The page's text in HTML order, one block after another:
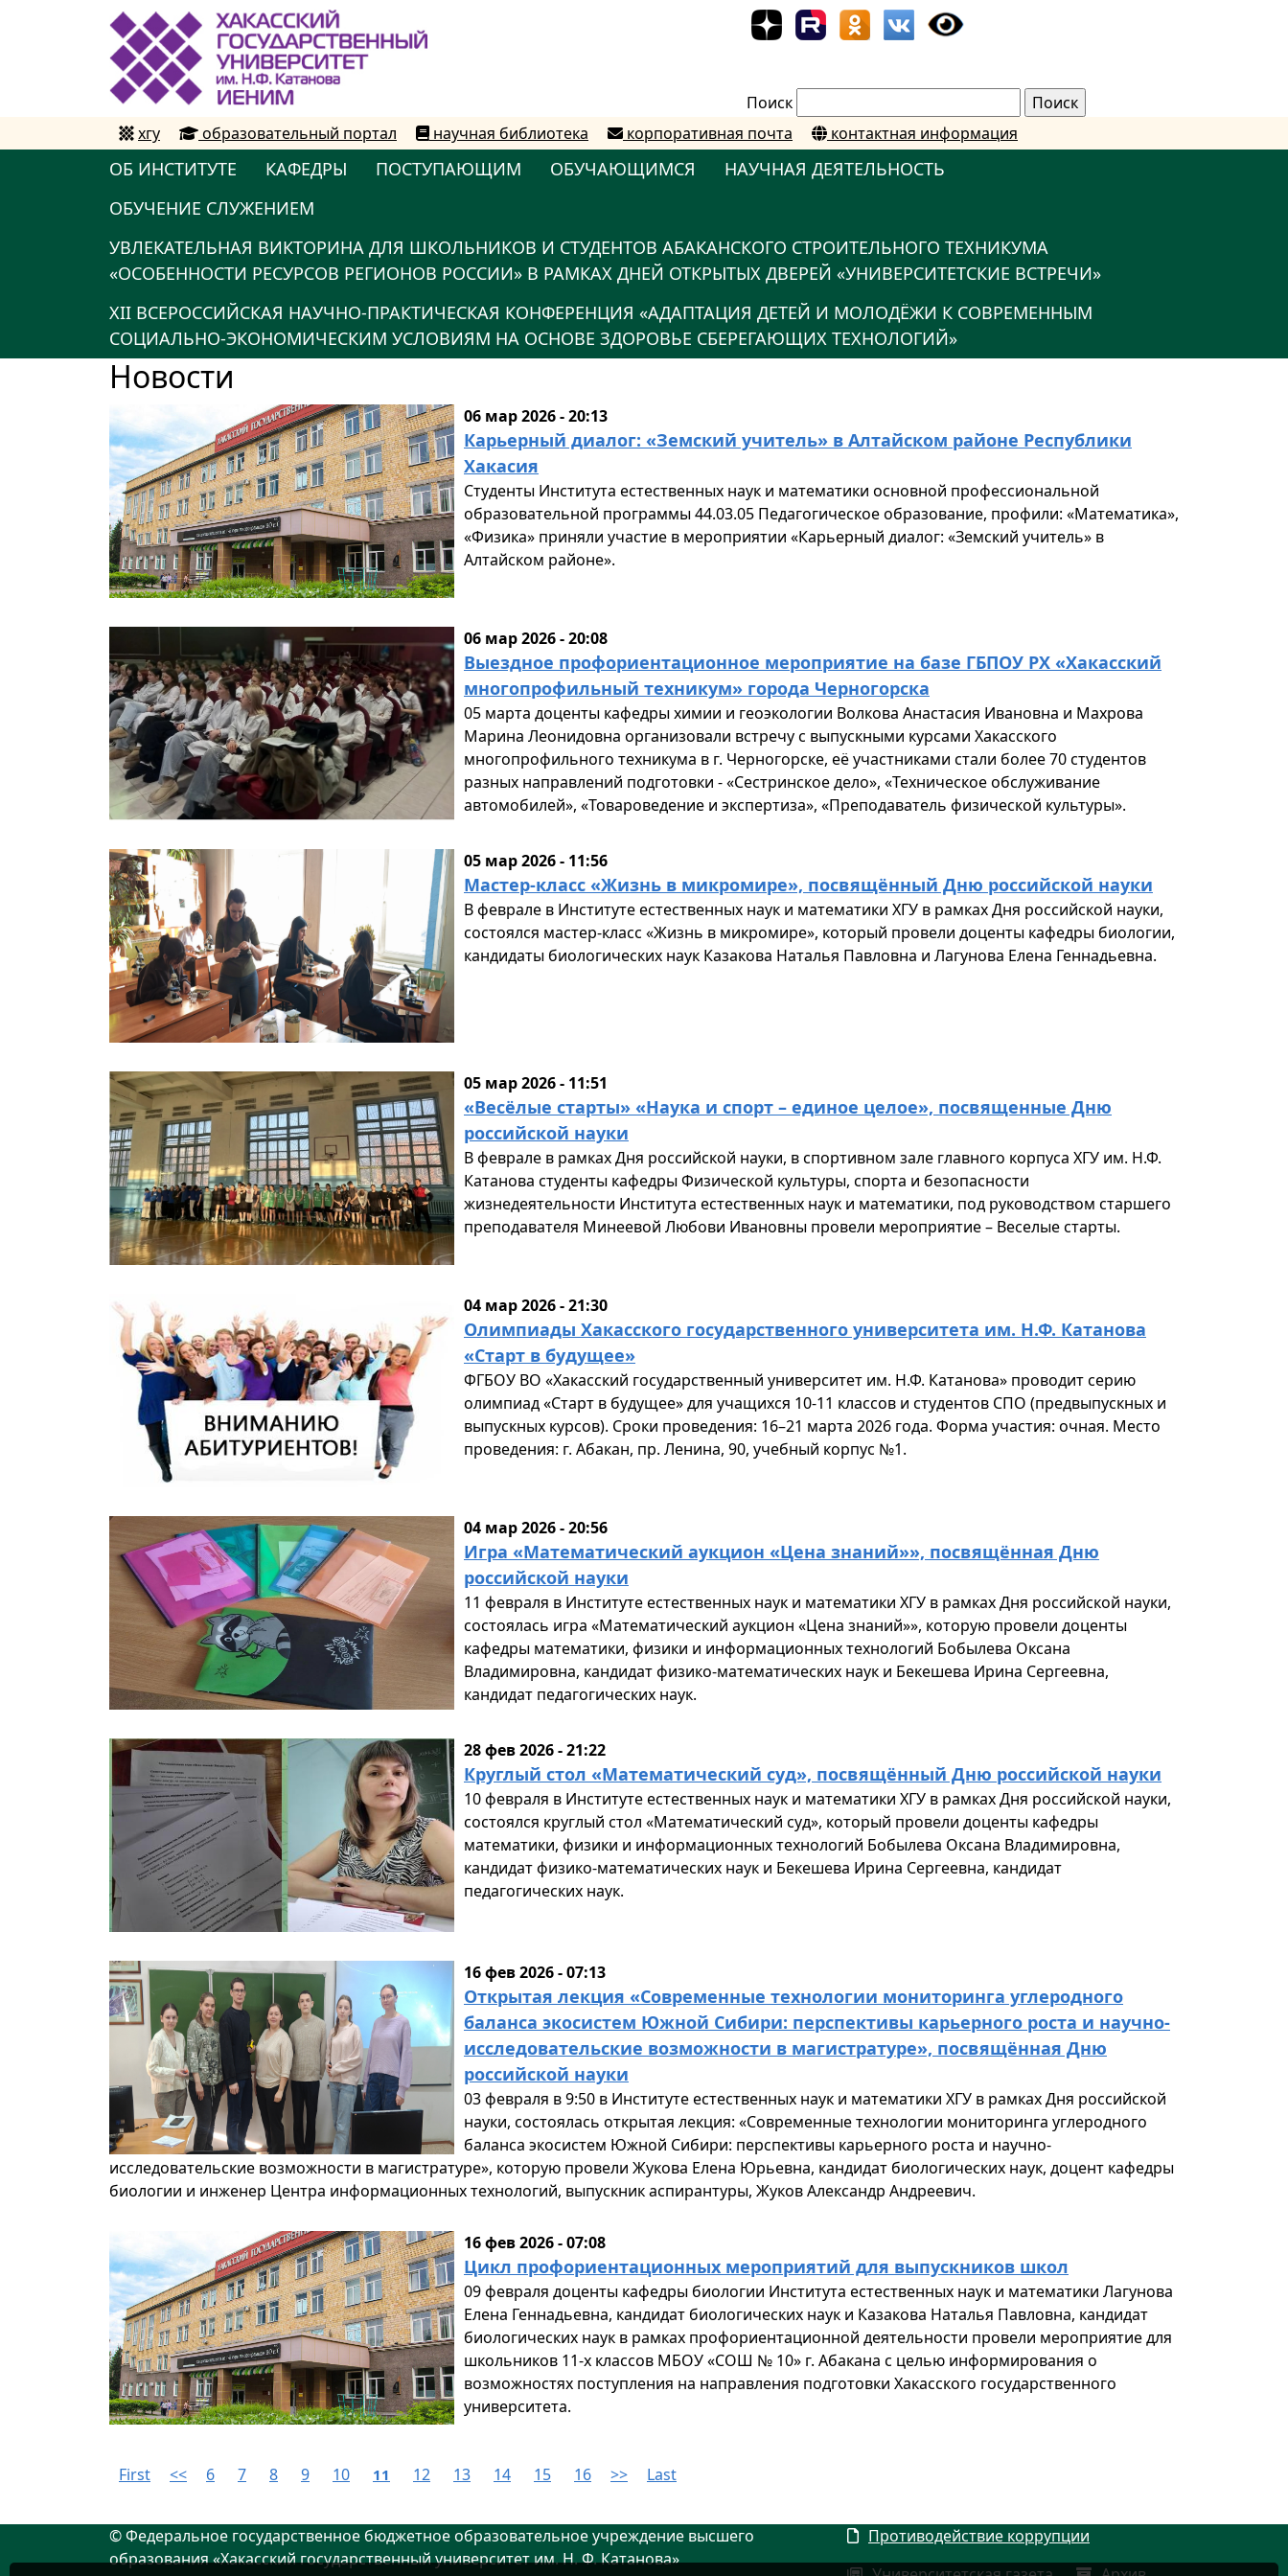
Поиск
хгу
образовательный портал научная библиотека корпоративная почта контактная информация
ОБ ИНСТИТУТЕ КАФЕДРЫ ПОСТУПАЮЩИМ ОБУЧАЮЩИМСЯ
НАУЧНАЯ ДЕЯТЕЛЬНОСТЬ
ОБУЧЕНИЕ СЛУЖЕНИЕМ
УВЛЕКАТЕЛЬНАЯ ВИКТОРИНА ДЛЯ ШКОЛЬНИКОВ И СТУДЕНТОВ АБАКАНСКОГО СТРОИТЕЛЬНОГО ТЕХНИКУМА
«ОСОБЕННОСТИ РЕСУРСОВ РЕГИОНОВ РОССИИ» В РАМКАХ ДНЕЙ ОТКРЫТЫХ ДВЕРЕЙ «УНИВЕРСИТЕТСКИЕ ВСТРЕЧИ»
XII ВСЕРОССИЙСКАЯ НАУЧНО-ПРАКТИЧЕСКАЯ КОНФЕРЕНЦИЯ «АДАПТАЦИЯ ДЕТЕЙ И МОЛОДЁЖИ К СОВРЕМЕННЫМ
СОЦИАЛЬНО-ЭКОНОМИЧЕСКИМ УСЛОВИЯМ НА ОСНОВЕ ЗДОРОВЬЕ СБЕРЕГАЮЩИХ ТЕХНОЛОГИЙ»
Новости
06 мар 2026 - 20:13
Карьерный диалог: «Земский учитель» в Алтайском районе Республики
Хакасия
Студенты Института естественных наук и математики основной профессиональной
образовательной программы 44.03.05 Педагогическое образование, профили: «Математика»,
«Физика» приняли участие в мероприятии «Карьерный диалог: «Земский учитель» в
Алтайском районе».
06 мар 2026 - 20:08
Выездное профориентационное мероприятие на базе ГБПОУ РХ «Хакасский
многопрофильный техникум» города Черногорска
05 марта доценты кафедры химии и геоэкологии Волкова Анастасия Ивановна и Махрова
Марина Леонидовна организовали встречу с выпускными курсами Хакасского
многопрофильного техникума в г. Черногорске, её участниками стали более 70 студентов
разных направлений подготовки - «Сестринское дело», «Техническое обслуживание
автомобилей», «Товароведение и экспертиза», «Преподаватель физической культуры».
05 мар 2026 - 11:56
Мастер-класс «Жизнь в микромире», посвящённый Дню российской науки
В феврале в Институте естественных наук и математики ХГУ в рамках Дня российской науки,
состоялся мастер-класс «Жизнь в микромире», который провели доценты кафедры биологии,
кандидаты биологических наук Казакова Наталья Павловна и Лагунова Елена Геннадьевна.
05 мар 2026 - 11:51
«Весёлые старты» «Наука и спорт – единое целое», посвященные Дню
российской науки
В феврале в рамках Дня российской науки, в спортивном зале главного корпуса ХГУ им. Н.Ф.
Катанова студенты кафедры Физической культуры, спорта и безопасности
жизнедеятельности Института естественных наук и математики, под руководством старшего
преподавателя Минеевой Любови Ивановны провели мероприятие – Веселые старты.
04 мар 2026 - 21:30
Олимпиады Хакасского государственного университета им. Н.Ф. Катанова
«Старт в будущее»
ФГБОУ ВО «Хакасский государственный университет им. Н.Ф. Катанова» проводит серию
олимпиад «Старт в будущее» для учащихся 10-11 классов и студентов СПО (предвыпускных и
выпускных курсов). Сроки проведения: 16–21 марта 2026 года. Форма участия: очная. Место
проведения: г. Абакан, пр. Ленина, 90, учебный корпус №1.
04 мар 2026 - 20:56
Игра «Математический аукцион «Цена знаний»», посвящённая Дню
российской науки
11 февраля в Институте естественных наук и математики ХГУ в рамках Дня российской науки,
состоялась игра «Математический аукцион «Цена знаний»», которую провели доценты
кафедры математики, физики и информационных технологий Бобылева Оксана
Владимировна, кандидат физико-математических наук и Бекешева Ирина Сергеевна,
кандидат педагогических наук.
28 фев 2026 - 21:22
Круглый стол «Математический суд», посвящённый Дню российской науки
10 февраля в Институте естественных наук и математики ХГУ в рамках Дня российской науки,
состоялся круглый стол «Математический суд», который провели доценты кафедры
математики, физики и информационных технологий Бобылева Оксана Владимировна,
кандидат физико-математических наук и Бекешева Ирина Сергеевна, кандидат
педагогических наук.
16 фев 2026 - 07:13
Открытая лекция «Современные технологии мониторинга углеродного
баланса экосистем Южной Сибири: перспективы карьерного роста и научно-
исследовательские возможности в магистратуре», посвящённая Дню
российской науки
03 февраля в 9:50 в Институте естественных наук и математики ХГУ в рамках Дня российской
науки, состоялась открытая лекция: «Современные технологии мониторинга углеродного
баланса экосистем Южной Сибири: перспективы карьерного роста и научно-
исследовательские возможности в магистратуре», которую провели Жукова Елена Юрьевна, кандидат биологических наук, доцент кафедры
биологии и инженер Центра информационных технологий, выпускник аспирантуры, Жуков Александр Андреевич.
16 фев 2026 - 07:08
Цикл профориентационных мероприятий для выпускников школ
09 февраля доценты кафедры биологии Института естественных наук и математики Лагунова
Елена Геннадьевна, кандидат биологических наук и Казакова Наталья Павловна, кандидат
биологических наук в рамках профориентационной деятельности провели мероприятие для
школьников 11-х классов МБОУ «СОШ № 10» г. Абакана с целью информирования о
возможностях поступления на направления подготовки Хакасского государственного
университета.
First << 6 7 8 9 10 11 12 13 14 15 16 >> Last
© Федеральное государственное бюджетное образовательное учреждение высшего
образования «Хакасский государственный университет им. Н. Ф. Катанова»
Противодействие коррупции